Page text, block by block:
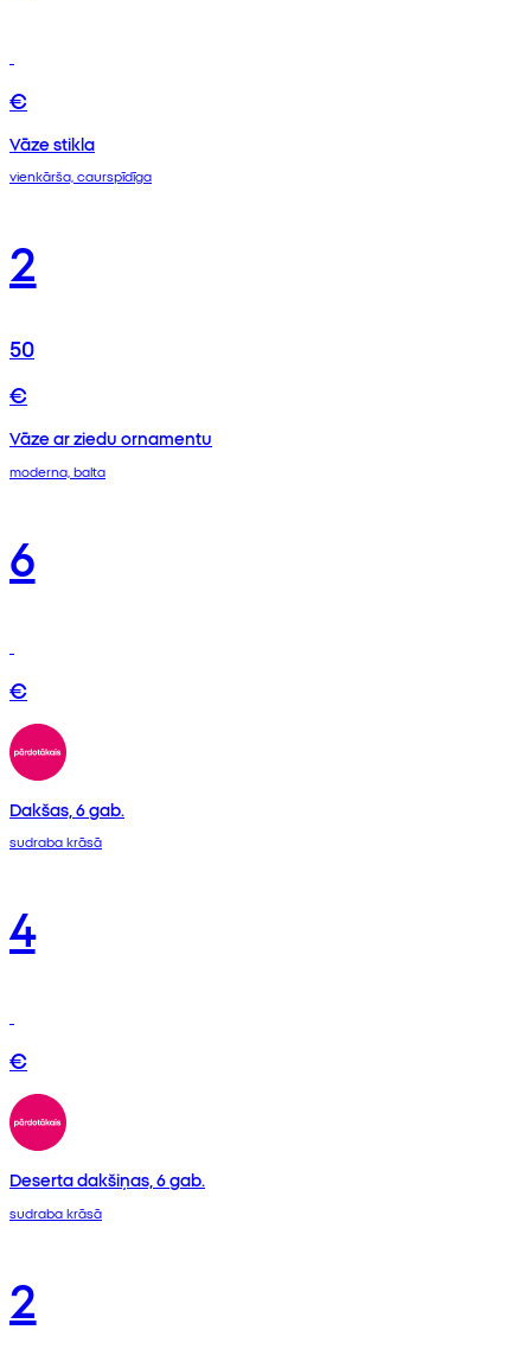
€
Vāze stikla
vienkārša, caurspīdīga
2
50
€
Vāze ar ziedu ornamentu
moderna, balta
6
€
Dakšas, 6 gab.
sudraba krāsā
4
€
Deserta dakšiņas, 6 gab.
sudraba krāsā
2